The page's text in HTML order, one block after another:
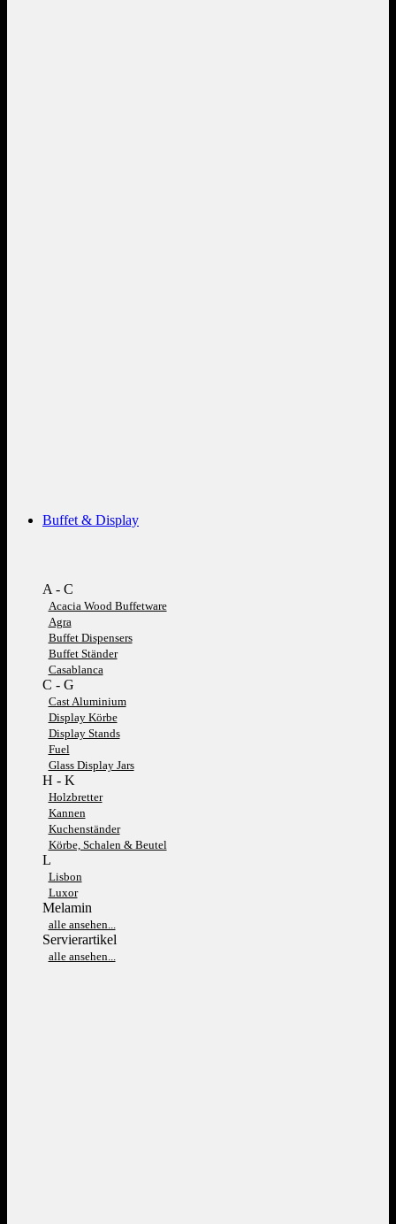
Buffet & Display
A - C
Acacia Wood Buffetware
Agra
Buffet Dispensers
Buffet Ständer
Casablanca
C - G
Cast Aluminium
Display Körbe
Display Stands
Fuel
Glass Display Jars
H - K
Holzbretter
Kannen
Kuchenständer
Körbe, Schalen & Beutel
L
Lisbon
Luxor
Melamin
alle ansehen...
Servierartikel
alle ansehen...